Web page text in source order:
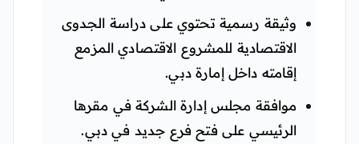
وثيقة رسمية تحتوي على دراسة الجدوى
الاقتصادية للمشروع الاقتصادي المزمع
إقامته داخل إمارة دبي.
موافقة مجلس إدارة الشركة في مقرها
الرئيسي على فتح فرع جديد في دبي.